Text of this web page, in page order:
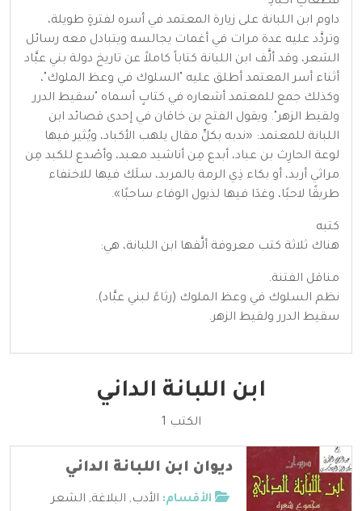
داوم ابن اللبانة على زيارة المعتمد في أسره لفترةٍ طويلة،
وتردَّد عليه عدة مرات في أغمات يجالسه ويتبادل معه رسائل
الشعر، وقد ألَّف ابن اللبانة كتاباً كاملاً عن تاريخ دولة بني عبَّاد
أثناء أسر المعتمد أطلق عليه "السلوك في وعظ الملوك"،
وكذلك جمع للمعتمد أشعاره في كتابٍ أسماه "سقيط الدرر
ولقيط الزهر". ويقول الفتح بن خاقان في إحدى قصائد ابن
اللبانة للمعتمد: «ندبه بكلِّ مقال يلهب الأكباد، ويُثير فيها
لوعة الحارِث بن عباد، أبدع مِن أناشيد معبد، وأصْدع للكبد مِن
مراثي أربد، أو بكاء ذِي الرمة بالمربد، سلَك فيها للاختفاء
طريقًا لاحبًا، وغدَا فيها لذيول الوفاء ساحبًا».
كتبه
هناك ثلاثة كتب معروفة ألَّفها ابن اللبانة، هي:
مناقل الفتنة.
نظم السلوك في وعظ الملوك (رثاءً لبني عبَّاد).
سقيط الدرر ولقيط الزهر.
ابن اللبانة الداني
الكتب 1
ديوان ابن اللبانة الداني
الأقسام: الأدب, البلاغة, الشعر